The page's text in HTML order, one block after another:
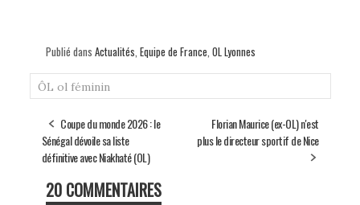
Publié dans Actualités, Equipe de France, OL Lyonnes
ÔL ol féminin
Coupe du monde 2026 : le
Sénégal dévoile sa liste
définitive avec Niakhaté (OL)
Florian Maurice (ex-OL) n'est
plus le directeur sportif de Nice
20 COMMENTAIRES